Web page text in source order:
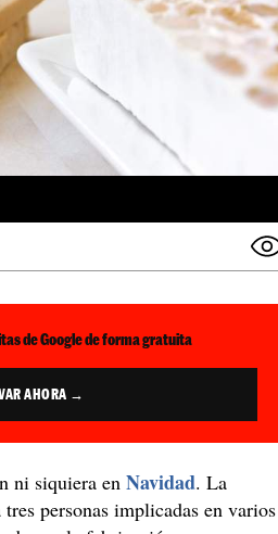
de Google de forma gratuita
AHORA →
ni siquiera enNavidad. La
tres personas implicadas en varios